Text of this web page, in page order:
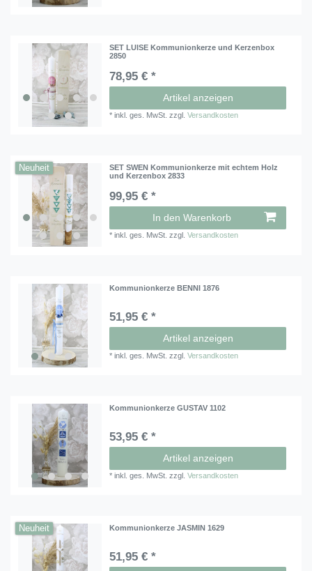
SET LUISE Kommunionkerze und Kerzenbox
2850
78,95 € *
Artikel anzeigen
*inkl. ges. MwSt. zzgl.Versandkosten
Neuheit
SET SWEN Kommunionkerze mit echtem Holz
und Kerzenbox 2833
99,95 € *
In den Warenkorb
*inkl. ges. MwSt. zzgl.Versandkosten
Kommunionkerze BENNI 1876
51,95 € *
Artikel anzeigen
*inkl. ges. MwSt. zzgl.Versandkosten
Kommunionkerze GUSTAV 1102
53,95 € *
Artikel anzeigen
*inkl. ges. MwSt. zzgl.Versandkosten
Neuheit Kommunionkerze JASMIN 1629
51,95 € *